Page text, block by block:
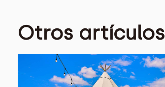
Otros artículos